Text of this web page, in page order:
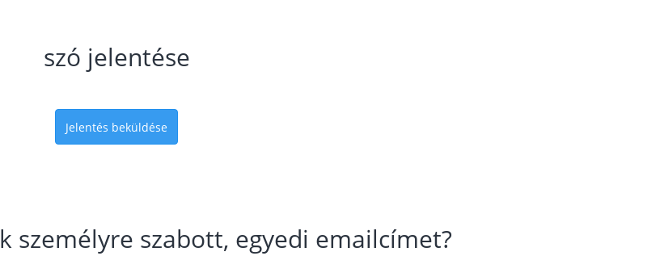
szó jelentése
Jelentés beküldése
személyre szabott, egyedi emailcímet?